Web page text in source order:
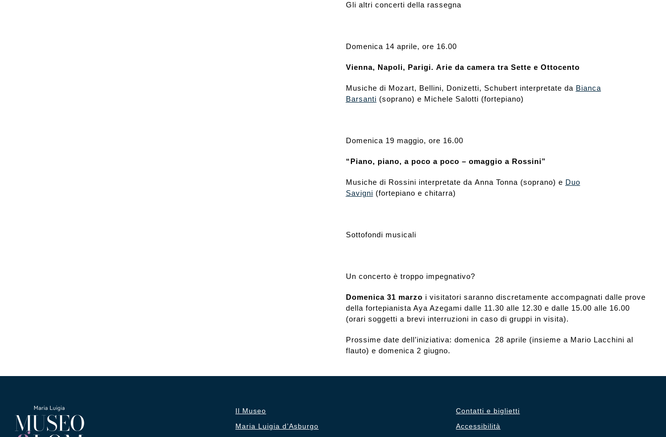
Gli altri concerti della rassegna
Domenica 14 aprile, ore 16.00
Vienna, Napoli, Parigi. Arie da cameratra Sette e Ottocento
Musiche di Mozart, Bellini, Donizetti, Schubert interpretate da Bianca
Barsanti (soprano) e Michele Salotti (fortepiano)
Domenica 19 maggio, ore 16.00
“Piano, piano, a poco a poco – omaggio a Rossini”
Musiche di Rossini interpretate da Anna Tonna (soprano) e Duo
Savigni (fortepiano e chitarra)
Sottofondi musicali
Un concerto è troppo impegnativo?
Domenica 31 marzo i visitatori saranno discretamente accompagnati dalle prove
della fortepianista Aya Azegami dalle 11.30 alle 12.30 e dalle 15.00 alle 16.00
(orari soggetti a brevi interruzioni in caso di gruppi in visita).
Prossime date dell’iniziativa: domenica 28 aprile (insieme a Mario Lacchini al
flauto) e domenica 2 giugno.
Il Museo
Maria Luigia d’Asburgo
Contatti e biglietti
Accessibilità